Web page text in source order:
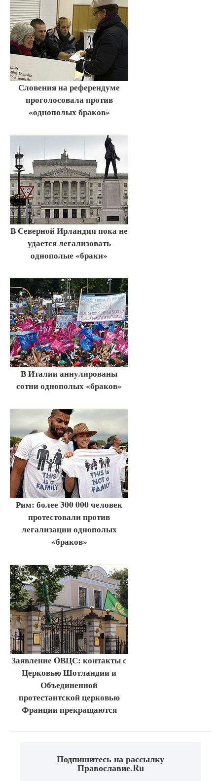
Словения на референдуме
проголосовала против
«однополых браков»
В Северной Ирландии пока не
удается легализовать
однополые «браки»
В Италии аннулированы
сотни однополых «браков»
Рим: более 300 000 человек
протестовали против
легализации однополых
«браков»
Заявление OВЦС: контакты с
Церковью Шотландии и
Объединенной
протестантской церковью
Франции прекращаются
Подпишитесь на рассылку
Православие.Ru